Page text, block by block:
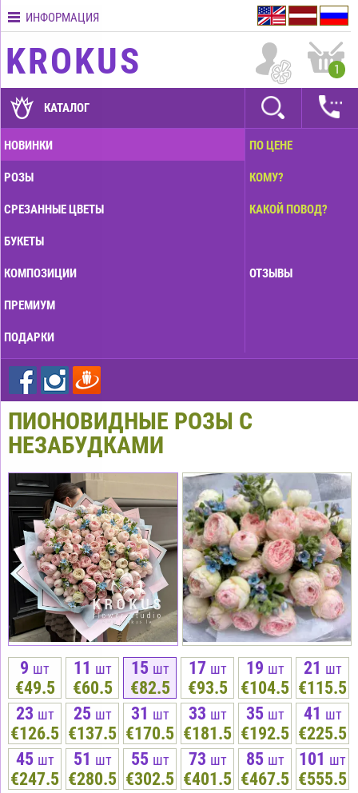
Контакты
Условия
ГАРАНТИИ
Как
оплатить?
Как
заказ?
ИНФОРМАЦИЯ
KROKUS 1
КАТАЛОГ
НОВИНКИ
РОЗЫ
СРЕЗАННЫЕ ЦВЕТЫ
БУКЕТЫ
КОМПОЗИЦИИ
ПРЕМИУМ
ПОДАРКИ
ПО ЦЕНЕ
КОМУ?
КАКОЙ ПОВОД?
ОТЗЫВЫ
ПИОНОВИДНЫЕ РОЗЫ С
НЕЗАБУДКАМИ
9 шт
€49.5
11 шт
€60.5
15 шт
€82.5
17 шт
€93.5
19 шт
€104.5
21 шт
€115.5
23 шт
€126.5
25 шт
€137.5
31 шт
€170.5
33 шт
€181.5
35 шт
€192.5
41 шт
€225.5
45 шт
€247.5
51 шт
€280.5
55 шт
€302.5
73 шт
€401.5
85 шт
€467.5
101 шт
€555.5